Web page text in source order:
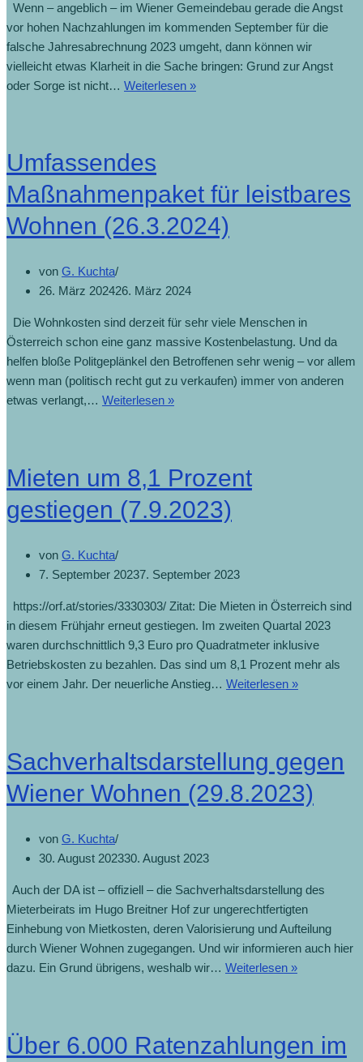
Wenn – angeblich – im Wiener Gemeindebau gerade die Angst
vor hohen Nachzahlungen im kommenden September für die
falsche Jahresabrechnung 2023 umgeht, dann können wir
vielleicht etwas Klarheit in die Sache bringen: Grund zur Angst
oder Sorge ist nicht… Weiterlesen »Riesige
lässt
Wiener
zittern
(25.7.2024)
Umfassendes
Maßnahmenpaket für leistbares
Wohnen (26.3.2024)
von G. Kuchta
26. März 202426. März 2024
Die Wohnkosten sind derzeit für sehr viele Menschen in
Österreich schon eine ganz massive Kostenbelastung. Und da
helfen bloße Politgeplänkel den Betroffenen sehr wenig – vor allem
wenn man (politisch recht gut zu verkaufen) immer von anderen
etwas verlangt,… Weiterlesen »Umfassendes
Wohnen
Mieten um 8,1 Prozent
gestiegen (7.9.2023)
von G. Kuchta
7. September 20237. September 2023
https://orf.at/stories/3330303/ Zitat: Die Mieten in Österreich sind
in diesem Frühjahr erneut gestiegen. Im zweiten Quartal 2023
waren durchschnittlich 9,3 Euro pro Quadratmeter inklusive
Betriebskosten zu bezahlen. Das sind um 8,1 Prozent mehr als
vor einem Jahr. Der neuerliche Anstieg… Weiterlesen »Mieten
gestiegen
Sachverhaltsdarstellung gegen
Wiener Wohnen (29.8.2023)
von G. Kuchta
30. August 202330. August 2023
Auch der DA ist – offiziell – die Sachverhaltsdarstellung des
Mieterbeirats im Hugo Breitner Hof zur ungerechtfertigten
Einhebung von Mietkosten, deren Valorisierung und Aufteilung
durch Wiener Wohnen zugegangen. Und wir informieren auch hier
dazu. Ein Grund übrigens, weshalb wir… Weiterlesen »
(29.8.2023)
Über 6.000 Ratenzahlungen im